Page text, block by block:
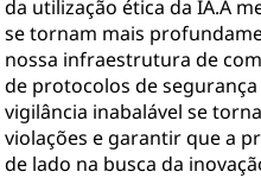
da utilização ética da IA.À
se tornam mais
nossa infraestrutura de
de protocolos de
vigilância inabalável se
violações e garantir que a
de lado na busca da